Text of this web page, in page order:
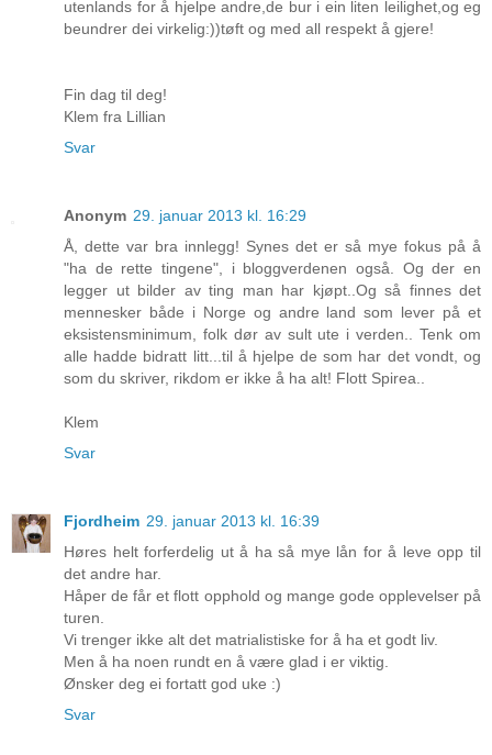
utenlands for å hjelpe andre,de bur i ein liten leilighet,og eg
beundrer dei virkelig:))tøft og med all respekt å gjere!
Fin dag til deg!
Klem fra Lillian
Svar
Anonym 29. januar 2013 kl. 16:29
Å, dette var bra innlegg! Synes det er så mye fokus på å
"ha de rette tingene", i bloggverdenen også. Og der en
legger ut bilder av ting man har kjøpt..Og så finnes det
mennesker både i Norge og andre land som lever på et
eksistensminimum, folk dør av sult ute i verden.. Tenk om
alle hadde bidratt litt...til å hjelpe de som har det vondt, og
som du skriver, rikdom er ikke å ha alt! Flott Spirea..
Klem
Svar
Fjordheim 29. januar 2013 kl. 16:39
Høres helt forferdelig ut å ha så mye lån for å leve opp til
det andre har.
Håper de får et flott opphold og mange gode opplevelser på
turen.
Vi trenger ikke alt det matrialistiske for å ha et godt liv.
Men å ha noen rundt en å være glad i er viktig.
Ønsker deg ei fortatt god uke :)
Svar